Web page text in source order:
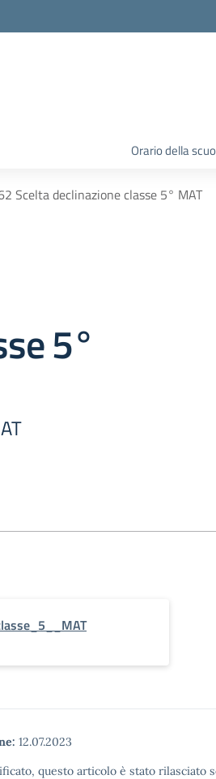
Orario della
Scelta declinazione classe 5° MAT
5°
12.07.2023
questo articolo è stato